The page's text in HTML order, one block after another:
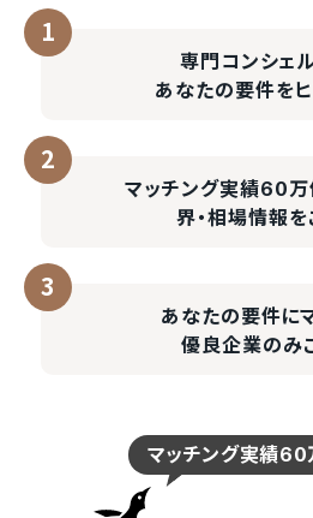
専門コンシェ
あなたの要件をヒ
マッチング実績60
界・相場情報を
あなたの要件に
優良企業のみ
マッチング実績60